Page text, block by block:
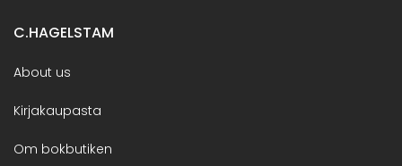
C.HAGELSTAM
About us
Kirjakaupasta
Om bokbutiken